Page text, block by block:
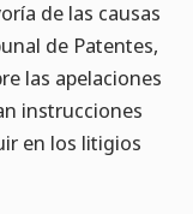
de las causas
de Patentes,
las apelaciones
instrucciones
en los litigios